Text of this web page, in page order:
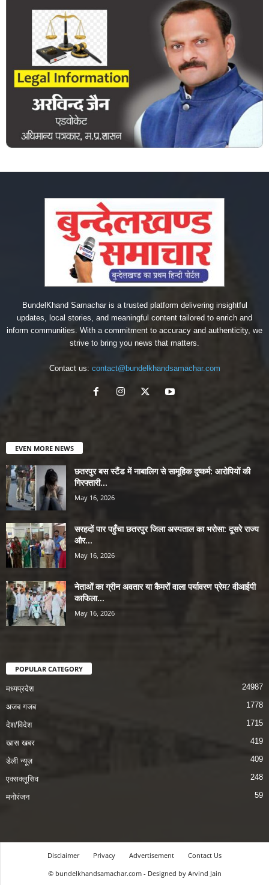
BundelKhand Samachar is a trusted platform delivering insightful
updates, local stories, and meaningful content tailored to enrich and
inform communities. With a commitment to accuracy and authenticity, we
strive to bring you news that matters.
Contact us: contact@bundelkhandsamachar.com
EVEN MORE NEWS
छतरपुर बस स्टैंड में नाबालिग से सामूहिक दुष्कर्म: आरोपियों की
गिरफ्तारी...
May 16, 2026
सरहदों पार पहुँचा छतरपुर जिला अस्पताल का भरोसा: दूसरे राज्य
और...
May 16, 2026
नेताओं का ग्रीन अवतार या कैमरों वाला पर्यावरण प्रेम? वीआईपी
काफिला...
May 16, 2026
POPULAR CATEGORY
मध्यप्रदेश 24987
अजब गजब 1778
देश/विदेश 1715
खास खबर 419
डेली न्यूज़ 409
एक्सक्लूसिव 248
मनोरंजन 59
Disclaimer Privacy Advertisement
Contact Us
© bundelkhandsamachar.com - Designed by Arvind Jain